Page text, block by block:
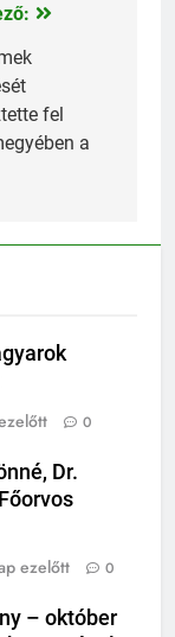
fel
a
0
Dr.
ezelőtt 0
– október